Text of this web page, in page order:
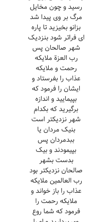
رسید و چون مخایل
مرگ بر وی پیدا شد
بزانو بخیزید تا پاره
ای فراتر شود بنزدیک
شهر صالحان پس
رب العزة ملایکه
رحمت و ملایکه
عذاب را بفرستاد و
ایشان را فرمود که
بپیمایید و اندازه
برگیرید که بکدام
شهر نزدیکتر است
بنیک مردان یا
ببدمردان پس
بپیمودند و بیک
بدست بشهر
صالحان نزدیکتر بود
رب العالمین ملایکه
عذاب را باز خواند و
ملایکه رحمت را
فرمود که شما روع